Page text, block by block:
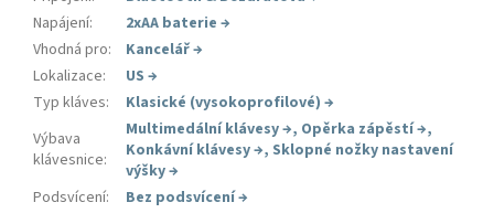
Napájení: 2xAA baterie →
Vhodná pro: Kancelář→
Lokalizace: US →
Typ kláves: Klasické (vysokoprofilové) →
Výbava
klávesnice:
Multimedální klávesy→, Opěrka zápěstí→,
Konkávní klávesy→, Sklopné nožky nastavení
výšky→
Podsvícení: Bez podsvícení→